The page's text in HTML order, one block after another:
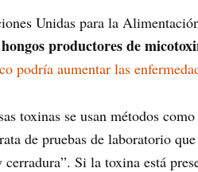
Unidas para la
productores de
podría aumentar las
toxinas se usan métodos
de pruebas de laboratorio
Si la toxina está